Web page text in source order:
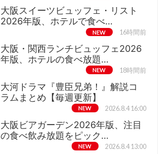
大阪スイーツビュッフェ・リスト
2026年版、ホテルで食べ…
NEW 16時間前
大阪・関西ランチビュッフェ2026
年版、ホテルの食べ放題…
NEW 18時間前
大河ドラマ『豊臣兄弟！』解説コ
ラムまとめ【毎週更新】
NEW 2026.8.4 16:00
大阪ビアガーデン2026年版、注目
の食べ飲み放題をピック…
NEW 2026.8.4 13:00